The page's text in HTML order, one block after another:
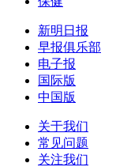
新明日报
早报俱乐部
电子报
国际版
中国版
关于我们
常见问题
关注我们